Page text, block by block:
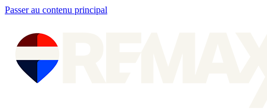
Passer au contenu principal